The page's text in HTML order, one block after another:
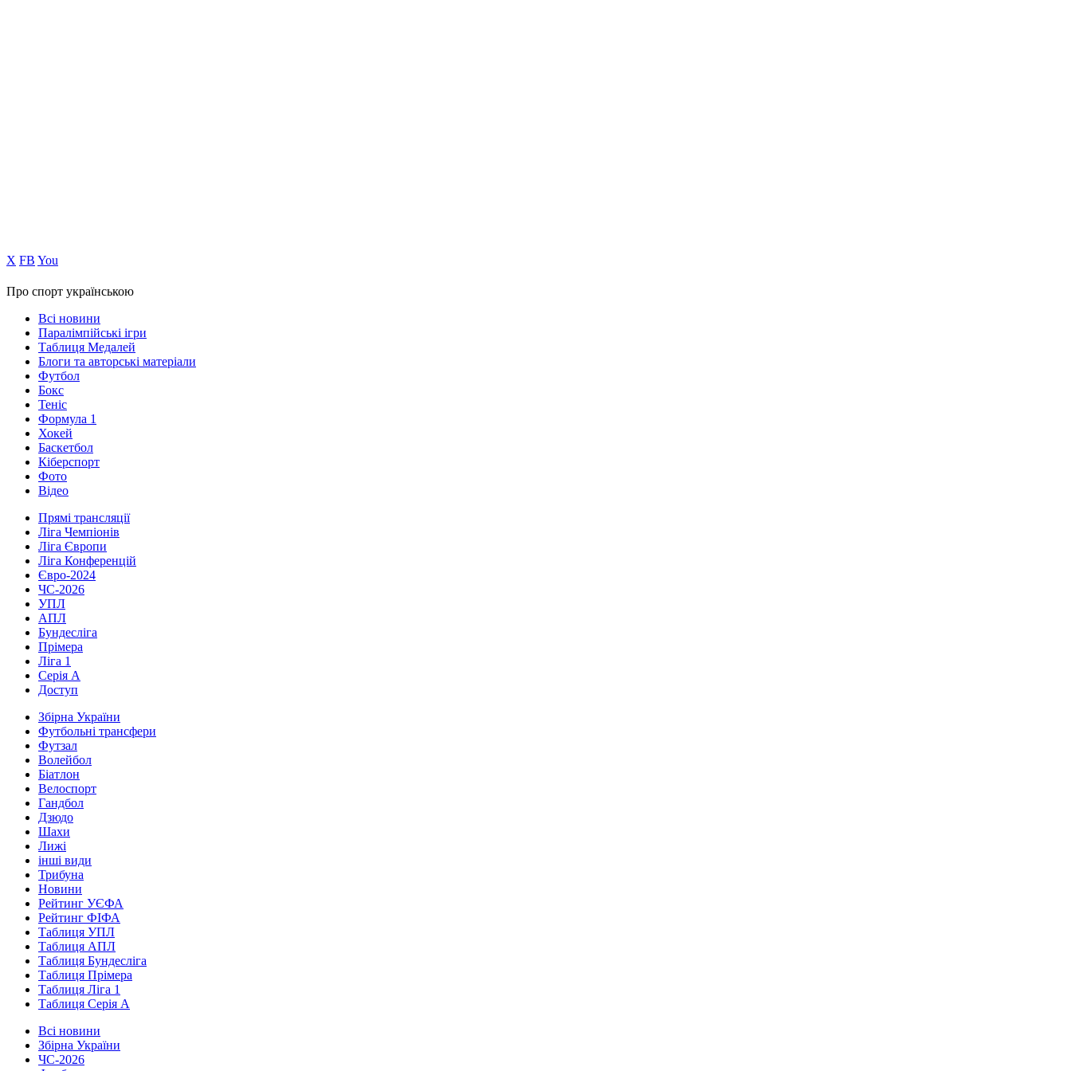
Х FB You
Про спорт українською
Всі новини
Паралімпійські ігри
Таблиця Медалей
Блоги та авторські матеріали
Футбол
Бокс
Теніс
Формула 1
Хокей
Баскетбол
Кіберспорт
Фото
Відео
Прямі трансляції
Ліга Чемпіонів
Ліга Європи
Ліга Конференцій
Євро-2024
ЧС-2026
УПЛ
АПЛ
Бундесліга
Прімера
Ліга 1
Серія А
Доступ
Збірна України
Футбольні трансфери
Футзал
Волейбол
Біатлон
Велоспорт
Гандбол
Дзюдо
Шахи
Лижі
інші види
Трибуна
Новини
Рейтинг УЄФА
Рейтинг ФІФА
Таблиця УПЛ
Таблиця АПЛ
Таблиця Бундесліга
Таблиця Прімера
Таблиця Ліга 1
Таблиця Серія А
Всі новини
Збірна України
ЧС-2026